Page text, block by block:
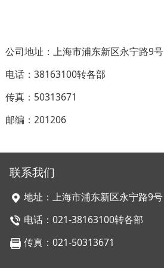
公司地址：上海市浦东新区永宁路9号
电话：38163100转各部
传真：50313671
邮编：201206
联系我们
地址：上海市浦东新区永宁路9号
电话：021-38163100转各部
传真：021-50313671